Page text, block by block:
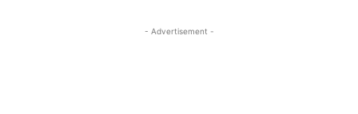
- Advertisement -